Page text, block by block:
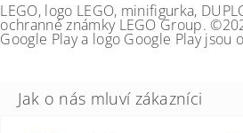
LEGO, logo LEGO, minifigurka,
ochranné známky LEGO Group.
Google Play a logo Google Play jsou